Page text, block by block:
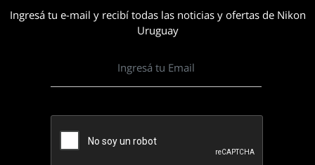
Ingresá tu e-mail y recibí todas las noticias y ofertas de Nikon
Uruguay